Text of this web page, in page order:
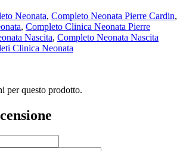
Neonata, Completo Neonata Pierre Cardin,
, Completo Clinica Neonata Pierre
Nascita, Completo Neonata Nascita
Clinica Neonata
per questo prodotto.